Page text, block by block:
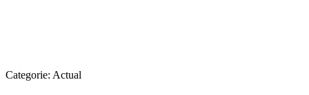
Categorie: Actual